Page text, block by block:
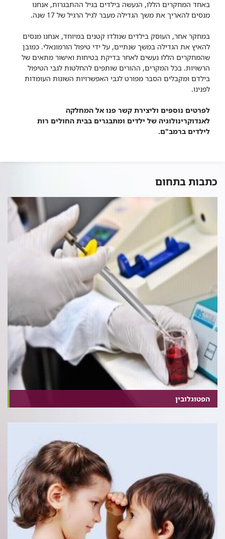
באחד המחקרים הללו, הנעשה בילדים בגיל ההתבגרות, אנחנו
מנסים להאריך את משך הגדילה מעבר לגיל הרגיל של 17 שנה.
במחקר אחר, העוסק בילדים שנולדו קטנים במיוחד, אנחנו מנסים
להאיץ את הגדילה במשך שנתיים, על ידי טיפול הורמונאלי. כמובן
שהמחקרים הללו נעשים לאחר בדיקת בטיחות ואישור מתאים של
הרשויות. בכל המקרים, ההורים שותפים להחלטות לגבי הטיפול
בילדם ומקבלים הסבר מפורט לגבי האפשרויות השונות העומדות
לפנינו.
לפרטים נוספים וליצירת קשר פנו אל המחלקה
לאנדוקרינולוגיה של ילדים ומתבגרים בבית החולים רות
לילדים ברמב"ם.
כתבות בתחום
הפטוגלובין